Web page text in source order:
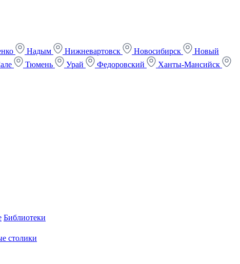
Надым Нижневартовск Новосибирск
Новый
Тюмень Урай Федоровский
Ханты-Мансийск
Библиотеки
столики